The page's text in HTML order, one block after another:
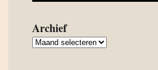
Archief
Archief